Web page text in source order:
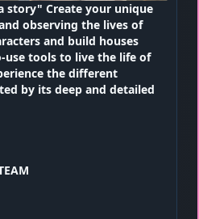
story" Create your unique
observing the lives of
and build houses
use tools to live the life of
the different
by its deep and detailed